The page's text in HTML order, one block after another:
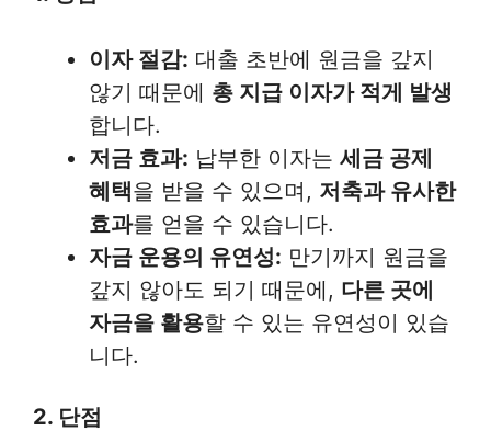
이자 절감: 대출 초반에 원금을 갚지
않기 때문에 총 지급 이자가 적게 발생
합니다.
저금 효과: 납부한 이자는 세금 공제
혜택을 받을 수 있으며, 저축과 유사한
효과를 얻을 수 있습니다.
자금 운용의 유연성: 만기까지 원금을
갚지 않아도 되기 때문에, 다른 곳에
자금을 활용할 수 있는 유연성이 있습
니다.
2. 단점